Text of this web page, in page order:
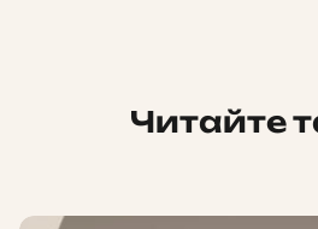
Читайте